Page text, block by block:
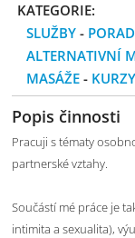
KATEGORIE:
SLUŽBY -
ALTERNATIVNÍ
MASÁŽE -
Popis činnosti
Pracuji s tématy
partnerské vztahy.
Součástí mé práce je
intimita a sexualita),